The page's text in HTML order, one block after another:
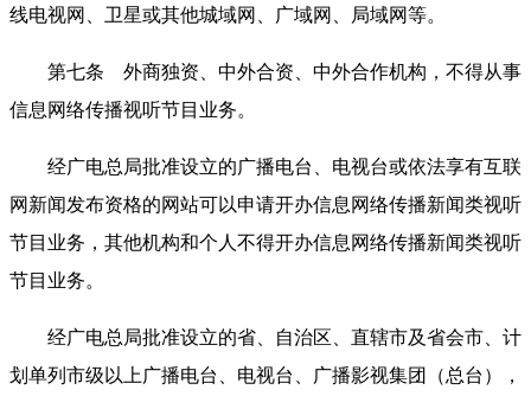
线电视网、卫星或其他城域网、广域网、局域网等。
第七条 外商独资、中外合资、中外合作机构，不得从事
信息网络传播视听节目业务。
经广电总局批准设立的广播电台、电视台或依法享有互联
网新闻发布资格的网站可以申请开办信息网络传播新闻类视听
节目业务，其他机构和个人不得开办信息网络传播新闻类视听
节目业务。
经广电总局批准设立的省、自治区、直辖市及省会市、计
划单列市级以上广播电台、电视台、广播影视集团（总台），